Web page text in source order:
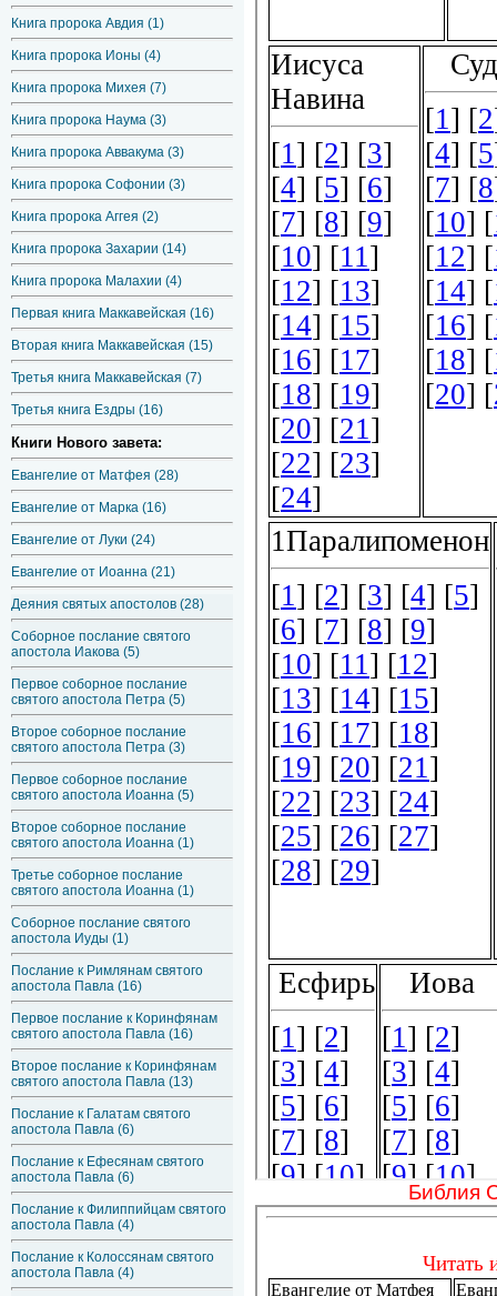
Книга пророка Авдия (1)
Книга пророка Ионы (4)
Книга пророка Михея (7)
Книга пророка Наума (3)
Книга пророка Аввакума (3)
Книга пророка Софонии (3)
Книга пророка Аггея (2)
Книга пророка Захарии (14)
Книга пророка Малахии (4)
Первая книга Маккавейская (16)
Вторая книга Маккавейская (15)
Третья книга Маккавейская (7)
Третья книга Ездры (16)
Книги Нового завета:
Евангелие от Матфея (28)
Евангелие от Марка (16)
Евангелие от Луки (24)
Евангелие от Иоанна (21)
Деяния святых апостолов (28)
Соборное послание святого
апостола Иакова (5)
Первое соборное послание
святого апостола Петра (5)
Второе соборное послание
святого апостола Петра (3)
Первое соборное послание
святого апостола Иоанна (5)
Второе соборное послание
святого апостола Иоанна (1)
Третье соборное послание
святого апостола Иоанна (1)
Соборное послание святого
апостола Иуды (1)
Послание к Римлянам святого
апостола Павла (16)
Первое послание к Коринфянам
святого апостола Павла (16)
Второе послание к Коринфянам
святого апостола Павла (13)
Послание к Галатам святого
апостола Павла (6)
Послание к Ефесянам святого
апостола Павла (6)
Послание к Филиппийцам святого
апостола Павла (4)
Послание к Колоссянам святого
апостола Павла (4)
Библия